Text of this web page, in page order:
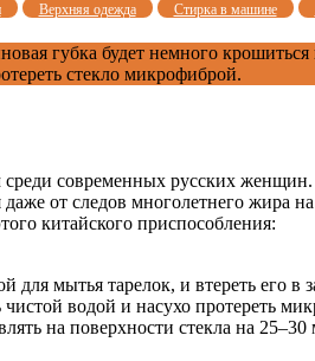
Верхняя одежда Стирка в машине
губка будет немного
стекло микрофиброй.
современных русских женщин.
от следов многолетнего жира
китайского приспособления:
мытья тарелок, и втереть его
водой и насухо протереть
на поверхности стекла на 25–30